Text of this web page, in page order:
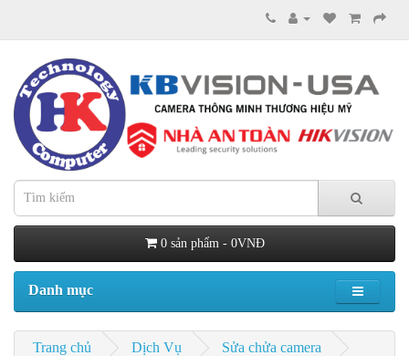
0 sản phẩm - 0VNĐ
Danh mục
Trang chủ Dịch Vụ Sửa chửa camera